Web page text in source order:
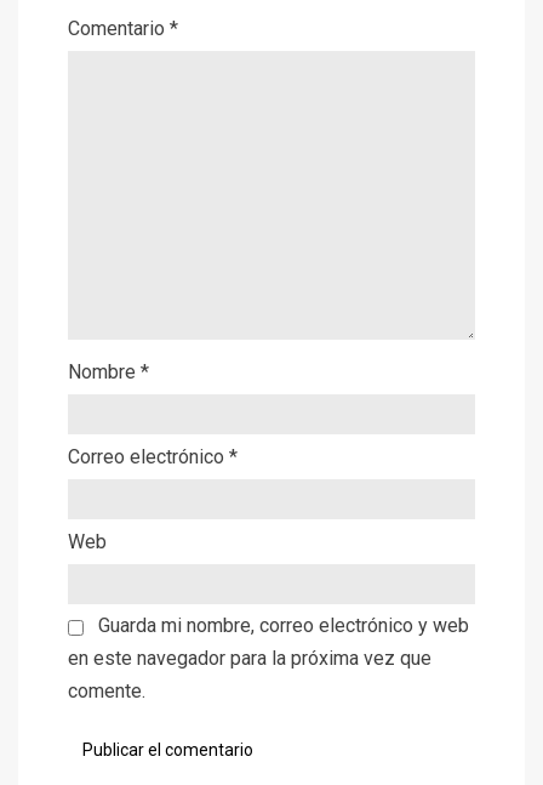
Comentario *
Nombre *
Correo electrónico *
Web
Guarda mi nombre, correo electrónico y web
en este navegador para la próxima vez que
comente.